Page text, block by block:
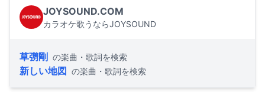
JOYSOUND.COM
カラオケ歌うならJOYSOUND
草彅剛 の楽曲・歌詞を検索
新しい地図 の楽曲・歌詞を検索